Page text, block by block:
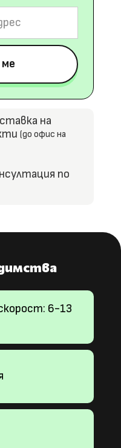
на
(до офис на
по
6-13